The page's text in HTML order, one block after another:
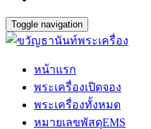
Toggle navigation
หน้าแรก
พระเครื่องเปิดจอง
พระเครื่องทั้งหมด
หมายเลขพัสดุEMS